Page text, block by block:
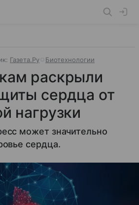
Газета.Ру Биотехнологии
раскрыли
сердца от
нагрузки
может значительно
сердца.